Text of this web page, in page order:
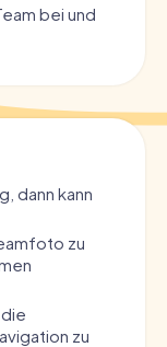
bei und
dann kann
zu
zu